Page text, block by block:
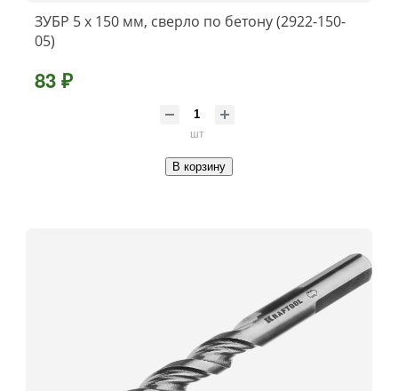
ЗУБР 5 х 150 мм, сверло по бетону (2922-150-
05)
83 ₽
шт
В корзину